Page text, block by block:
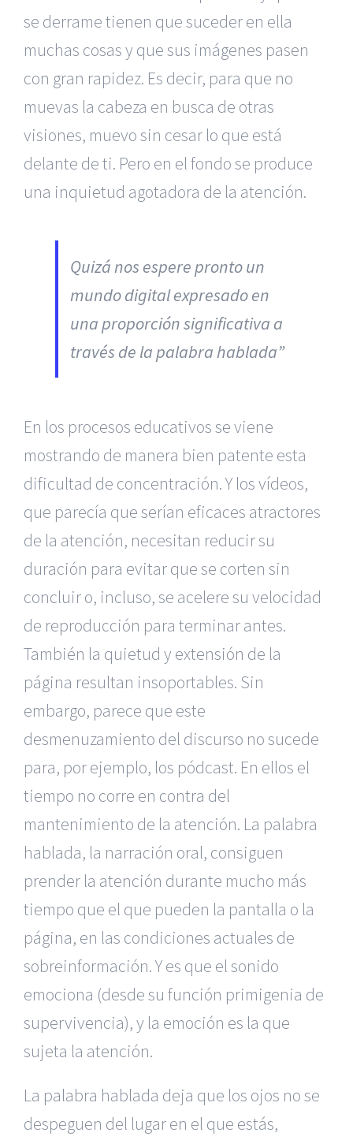
se derrame tienen que suceder en ella
muchas cosas y que sus imágenes pasen
con gran rapidez. Es decir, para que no
muevas la cabeza en busca de otras
visiones, muevo sin cesar lo que está
delante de ti. Pero en el fondo se produce
una inquietud agotadora de la atención.
Quizá nos espere pronto un
mundo digital expresado en
una proporción significativa a
través de la palabra hablada”
En los procesos educativos se viene
mostrando de manera bien patente esta
dificultad de concentración. Y los vídeos,
que parecía que serían eficaces atractores
de la atención, necesitan reducir su
duración para evitar que se corten sin
concluir o, incluso, se acelere su velocidad
de reproducción para terminar antes.
También la quietud y extensión de la
página resultan insoportables. Sin
embargo, parece que este
desmenuzamiento del discurso no sucede
para, por ejemplo, los pódcast. En ellos el
tiempo no corre en contra del
mantenimiento de la atención. La palabra
hablada, la narración oral, consiguen
prender la atención durante mucho más
tiempo que el que pueden la pantalla o la
página, en las condiciones actuales de
sobreinformación. Y es que el sonido
emociona (desde su función primigenia de
supervivencia), y la emoción es la que
sujeta la atención.
La palabra hablada deja que los ojos no se
despeguen del lugar en el que estás,